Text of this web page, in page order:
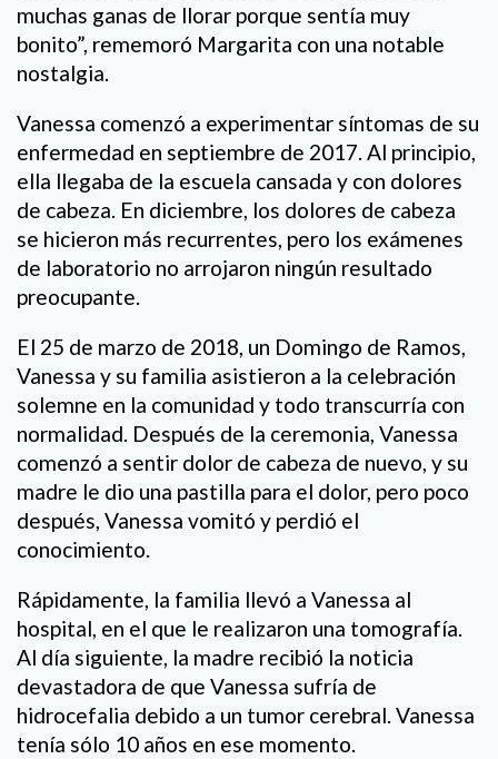
muchas ganas de llorar porque sentía muy
bonito”, rememoró Margarita con una notable
nostalgia.
Vanessa comenzó a experimentar síntomas de su
enfermedad en septiembre de 2017. Al principio,
ella llegaba de la escuela cansada y con dolores
de cabeza. En diciembre, los dolores de cabeza
se hicieron más recurrentes, pero los exámenes
de laboratorio no arrojaron ningún resultado
preocupante.
El 25 de marzo de 2018, un Domingo de Ramos,
Vanessa y su familia asistieron a la celebración
solemne en la comunidad y todo transcurría con
normalidad. Después de la ceremonia, Vanessa
comenzó a sentir dolor de cabeza de nuevo, y su
madre le dio una pastilla para el dolor, pero poco
después, Vanessa vomitó y perdió el
conocimiento.
Rápidamente, la familia llevó a Vanessa al
hospital, en el que le realizaron una tomografía.
Al día siguiente, la madre recibió la noticia
devastadora de que Vanessa sufría de
hidrocefalia debido a un tumor cerebral. Vanessa
tenía sólo 10 años en ese momento.